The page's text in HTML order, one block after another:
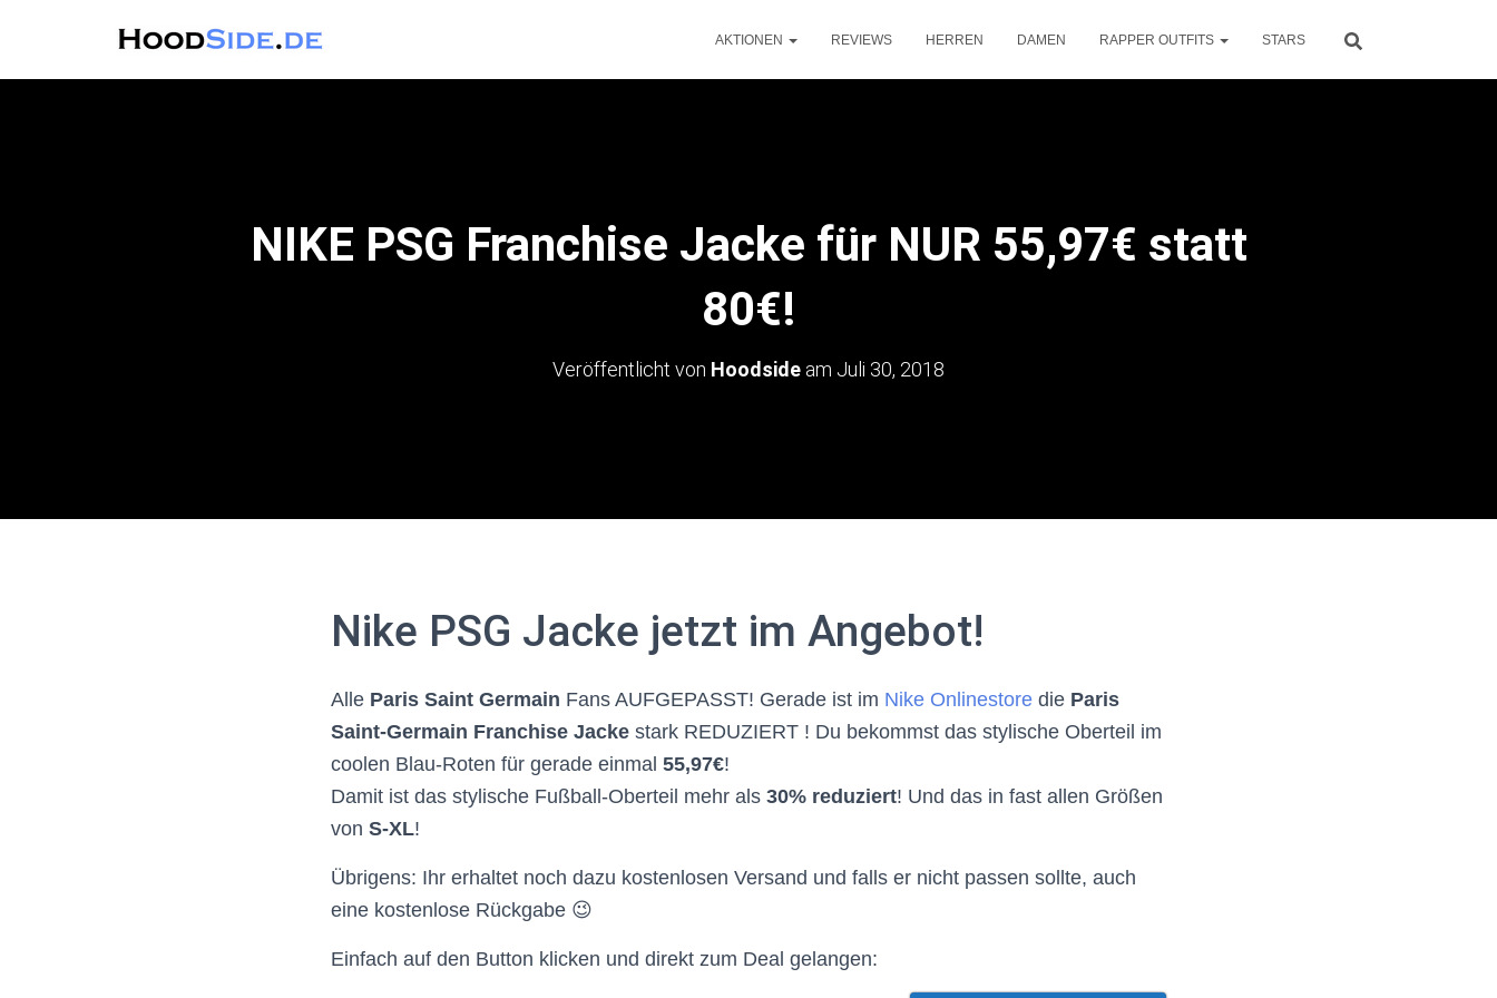
AKTIONEN REVIEWS HERREN DAMEN RAPPER OUTFITS STARS
NIKE PSG Franchise Jacke für NUR 55,97€ statt
80€!
Veröffentlicht von Hoodside am Juli 30, 2018
Nike PSG Jacke jetzt im Angebot!
Alle Paris Saint Germain Fans AUFGEPASST! Gerade ist im Nike Onlinestore die Paris
Saint-Germain Franchise Jacke stark REDUZIERT ! Du bekommst das stylische Oberteil im
coolen Blau-Roten für gerade einmal 55,97€!
Damit ist das stylische Fußball-Oberteil mehr als 30% reduziert! Und das in fast allen Größen
von S-XL!
Übrigens: Ihr erhaltet noch dazu kostenlosen Versand und falls er nicht passen sollte, auch
eine kostenlose Rückgabe 😉
Einfach auf den Button klicken und direkt zum Deal gelangen: